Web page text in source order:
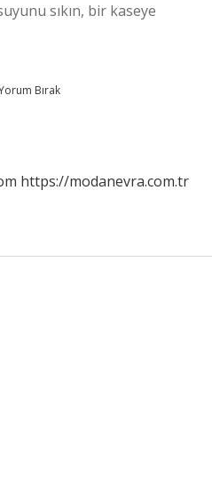
sıkın, bir kaseye
Bırak
https://modanevra.com.tr